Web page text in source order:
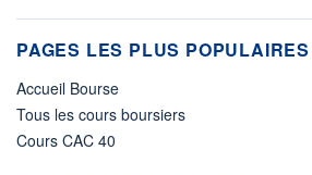
PAGES LES PLUS POPULAIRES
Accueil Bourse
Tous les cours boursiers
Cours CAC 40